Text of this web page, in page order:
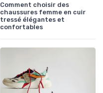
Comment choisir des
chaussures femme en cuir
tressé élégantes et
confortables